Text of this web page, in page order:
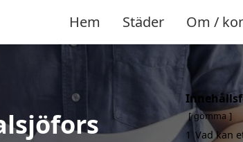
Hem Städer Om /
gömma
1 Vad kan